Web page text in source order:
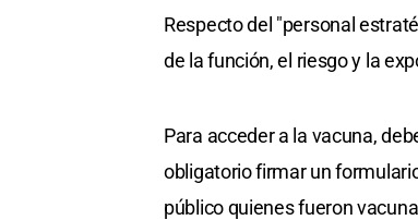
Respecto del "personal
de la función, el riesgo y la
Para acceder a la vacuna,
obligatorio firmar un
público quienes fueron